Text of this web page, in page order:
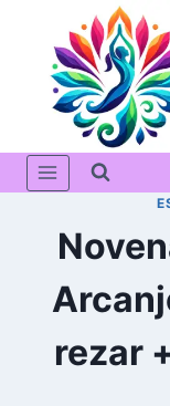
Conteúdo
rezar